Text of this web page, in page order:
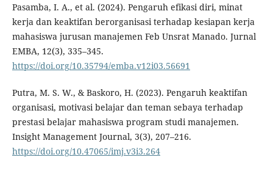
Pasamba, I. A., et al. (2024). Pengaruh efikasi diri, minat
kerja dan keaktifan berorganisasi terhadap kesiapan kerja
mahasiswa jurusan manajemen Feb Unsrat Manado. Jurnal
EMBA, 12(3), 335–345.
https://doi.org/10.35794/emba.v12i03.56691
Putra, M. S. W., & Baskoro, H. (2023). Pengaruh keaktifan
organisasi, motivasi belajar dan teman sebaya terhadap
prestasi belajar mahasiswa program studi manajemen.
Insight Management Journal, 3(3), 207–216.
https://doi.org/10.47065/imj.v3i3.264